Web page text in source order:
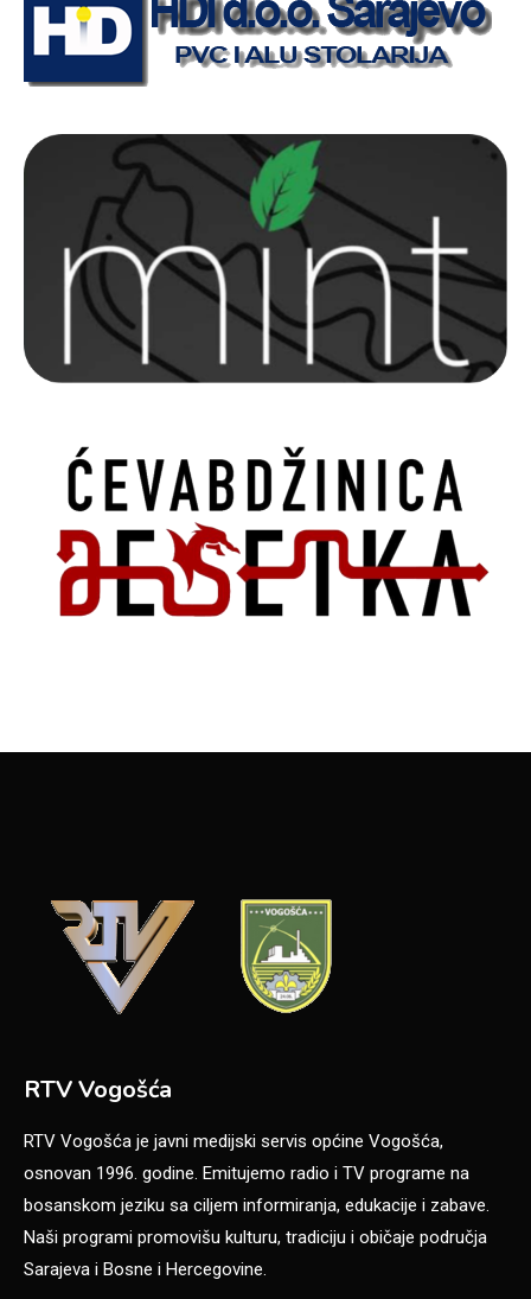
RTV Vogošća
RTV Vogošća je javni medijski servis općine Vogošća,
osnovan 1996. godine. Emitujemo radio i TV programe na
bosanskom jeziku sa ciljem informiranja, edukacije i zabave.
Naši programi promovišu kulturu, tradiciju i običaje područja
Sarajeva i Bosne i Hercegovine.